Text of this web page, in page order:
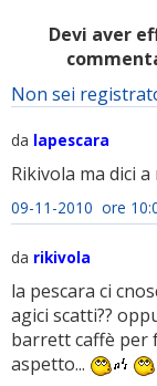
Devi aver
Non sei
da lapescara
Rikivola ma dici a
09-11-2010 ore
da rikivola
la pescara ci
agici scatti??
barrett caffè per
aspetto...